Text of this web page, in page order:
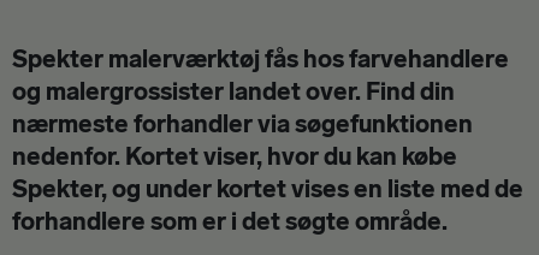
Spekter malerværktøj fås hos farvehandlere
og malergrossister landet over. Find din
nærmeste forhandler via søgefunktionen
nedenfor. Kortet viser, hvor du kan købe
Spekter, og under kortet vises en liste med de
forhandlere som er i det søgte område.